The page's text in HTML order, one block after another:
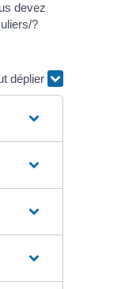
devez
?
déplier